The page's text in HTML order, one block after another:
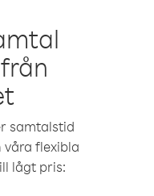
samtalstid
våra flexibla
lågt pris: